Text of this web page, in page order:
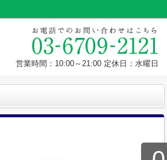
営業時間：10:00～21:00 定休日：水曜日